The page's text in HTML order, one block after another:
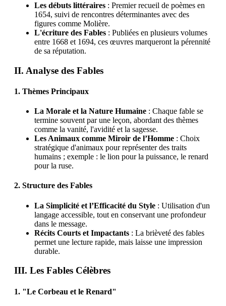
Les débuts littéraires : Premier recueil de poèmes en
1654, suivi de rencontres déterminantes avec des
figures comme Molière.
L'écriture des Fables : Publiées en plusieurs volumes
entre 1668 et 1694, ces œuvres marqueront la pérennité
de sa réputation.
II. Analyse des Fables
1. Thèmes Principaux
La Morale et la Nature Humaine : Chaque fable se
termine souvent par une leçon, abordant des thèmes
comme la vanité, l'avidité et la sagesse.
Les Animaux comme Miroir de l’Homme : Choix
stratégique d'animaux pour représenter des traits
humains ; exemple : le lion pour la puissance, le renard
pour la ruse.
2. Structure des Fables
La Simplicité et l’Efficacité du Style : Utilisation d'un
langage accessible, tout en conservant une profondeur
dans le message.
Récits Courts et Impactants : La brièveté des fables
permet une lecture rapide, mais laisse une impression
durable.
III. Les Fables Célèbres
1. "Le Corbeau et le Renard"